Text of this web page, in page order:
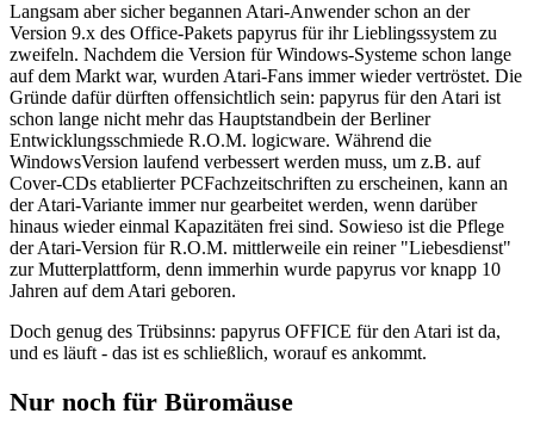
Langsam aber sicher begannen Atari-Anwender schon an der
Version 9.x des Office-Pakets papyrus für ihr Lieblingssystem zu
zweifeln. Nachdem die Version für Windows-Systeme schon lange
auf dem Markt war, wurden Atari-Fans immer wieder vertröstet. Die
Gründe dafür dürften offensichtlich sein: papyrus für den Atari ist
schon lange nicht mehr das Hauptstandbein der Berliner
Entwicklungsschmiede R.O.M. logicware. Während die
WindowsVersion laufend verbessert werden muss, um z.B. auf
Cover-CDs etablierter PCFachzeitschriften zu erscheinen, kann an
der Atari-Variante immer nur gearbeitet werden, wenn darüber
hinaus wieder einmal Kapazitäten frei sind. Sowieso ist die Pflege
der Atari-Version für R.O.M. mittlerweile ein reiner "Liebesdienst"
zur Mutterplattform, denn immerhin wurde papyrus vor knapp 10
Jahren auf dem Atari geboren.
Doch genug des Trübsinns: papyrus OFFICE für den Atari ist da,
und es läuft - das ist es schließlich, worauf es ankommt.
Nur noch für Büromäuse